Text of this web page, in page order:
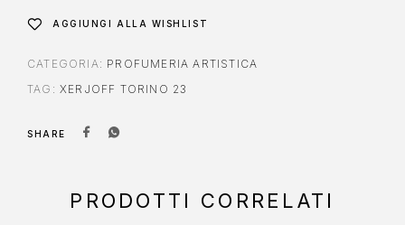
AGGIUNGI ALLA WISHLIST
CATEGORIA: PROFUMERIA ARTISTICA
TAG: XERJOFF TORINO 23
SHARE
PRODOTTI CORRELATI